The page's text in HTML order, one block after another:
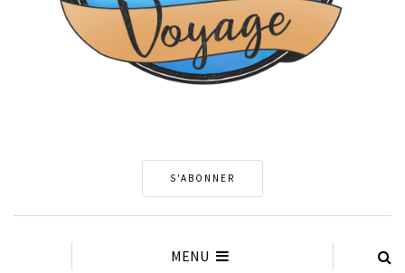
S'ABONNER
MENU